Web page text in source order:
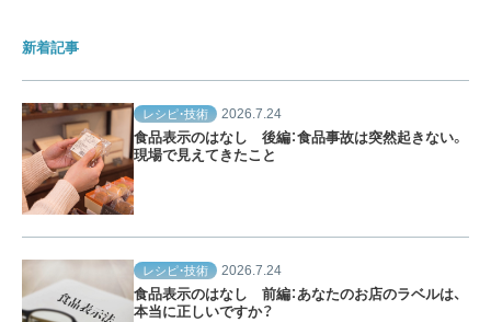
新着記事
レシピ・技術 2026.7.24
食品表示のはなし 後編：食品事故は突然起きない。
現場で見えてきたこと
レシピ・技術 2026.7.24
食品表示のはなし 前編：あなたのお店のラベルは、
本当に正しいですか？